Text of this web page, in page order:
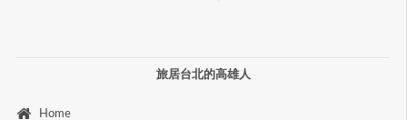
旅居台北的高雄人
Home